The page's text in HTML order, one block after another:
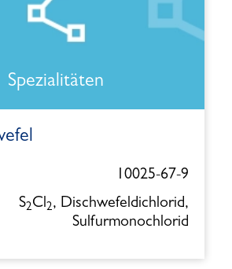
Spezialitäten
10025-67-9
S2Cl2, Dischwefeldichlorid,
Sulfurmonochlorid